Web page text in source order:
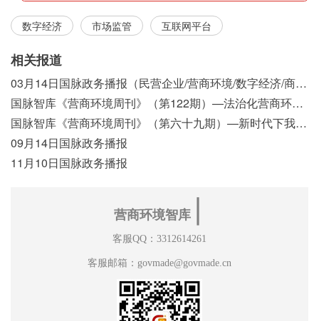
数字经济 市场监管 互联网平台
相关报道
03月14日国脉政务播报（民营企业/营商环境/数字经济/商事制度改革）
国脉智库《营商环境周刊》（第122期）—法治化营商环境视域下我国行政执法公示制度浅析
国脉智库《营商环境周刊》（第六十九期）—新时代下我国营商环境标准体系构建初探
09月14日国脉政务播报
11月10日国脉政务播报
营商环境智库
客服QQ：3312614261
客服邮箱：govmade@govmade.cn